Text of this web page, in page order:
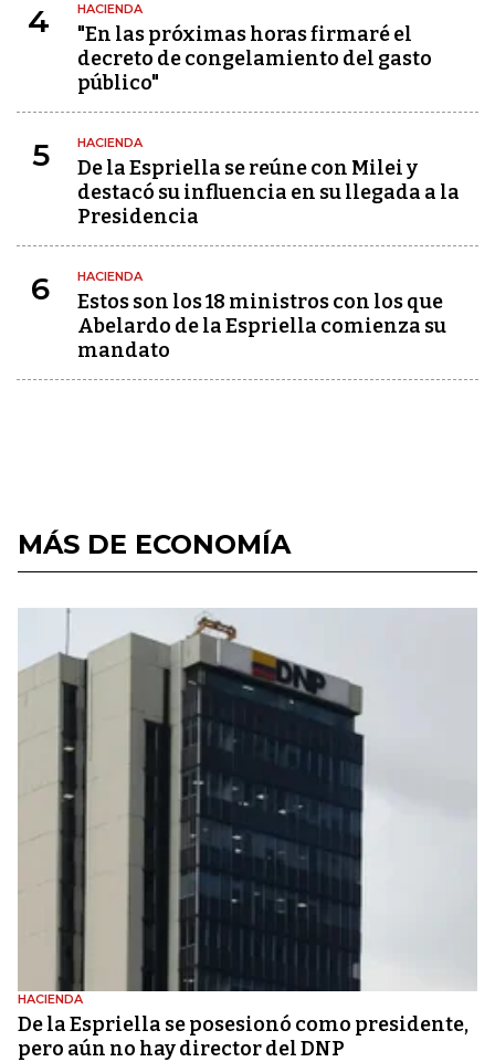
4 HACIENDA
"En las próximas horas firmaré el
decreto de congelamiento del gasto
público"
5 HACIENDA
De la Espriella se reúne con Milei y
destacó su influencia en su llegada a la
Presidencia
6 HACIENDA
Estos son los 18 ministros con los que
Abelardo de la Espriella comienza su
mandato
MÁS DE ECONOMÍA
HACIENDA
De la Espriella se posesionó como presidente,
pero aún no hay director del DNP